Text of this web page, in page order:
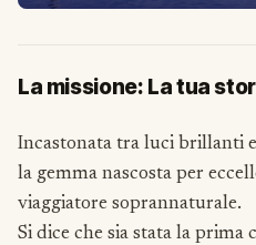
La missione: La tua
Incastonata tra luci brillanti
la gemma nascosta per
viaggiatore soprannaturale.
Si dice che sia stata la prima